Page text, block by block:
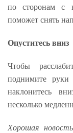
по сторонам с
поможет снять
Опуститесь вниз
Чтобы
поднимите
наклонитесь
несколько
Хорошая